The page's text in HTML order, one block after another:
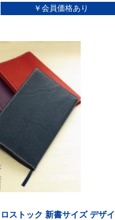
ストック 新書サイズ デザイ